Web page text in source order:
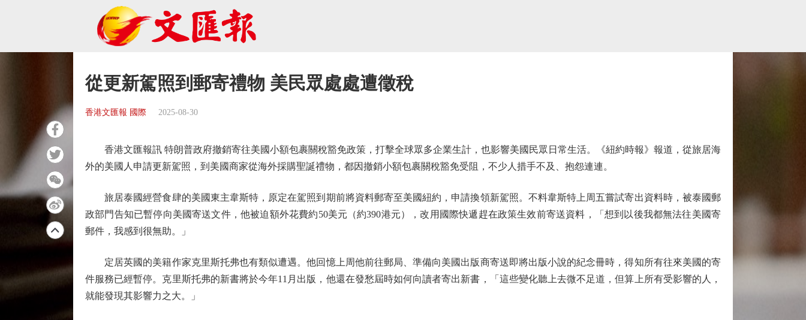
從更新駕照到郵寄禮物 美民眾處處遭徵稅
香港文匯報 國際 2025-08-30
香港文匯報訊 特朗普政府撤銷寄往美國小額包裹關稅豁免政策，打擊全球眾多企業生計，也影響美國民眾日常生活。《紐約時報》報道，從旅居海
外的美國人申請更新駕照，到美國商家從海外採購聖誕禮物，都因撤銷小額包裹關稅豁免受阻，不少人措手不及、抱怨連連。
旅居泰國經營食肆的美國東主韋斯特，原定在駕照到期前將資料郵寄至美國紐約，申請換領新駕照。不料韋斯特上周五嘗試寄出資料時，被泰國郵
政部門告知已暫停向美國寄送文件，他被迫額外花費約50美元（約390港元），改用國際快遞趕在政策生效前寄送資料，「想到以後我都無法往美國寄
郵件，我感到很無助。」
定居英國的美籍作家克里斯托弗也有類似遭遇。他回憶上周他前往郵局、準備向美國出版商寄送即將出版小說的紀念冊時，得知所有往來美國的寄
件服務已經暫停。克里斯托弗的新書將於今年11月出版，他還在發愁屆時如何向讀者寄出新書，「這些變化聽上去微不足道，但算上所有受影響的人，
就能發現其影響力之大。」